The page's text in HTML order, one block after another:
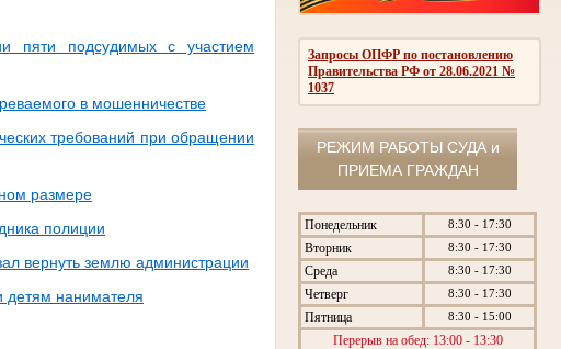
Запросы ОПФР по постановлению
Правительства РФ от 28.06.2021 №
1037
РЕЖИМ РАБОТЫ СУДА и
ПРИЕМА ГРАЖДАН
Понедельник 8:30 - 17:30
Вторник 8:30 - 17:30
Среда 8:30 - 17:30
Четверг 8:30 - 17:30
Пятница 8:30 - 15:00
Перерыв на обед: 13:00 - 13:30
пяти подсудимых с участием
в мошенничестве
требований при обращении
размере
полиции
вернуть землю администрации
детям нанимателя